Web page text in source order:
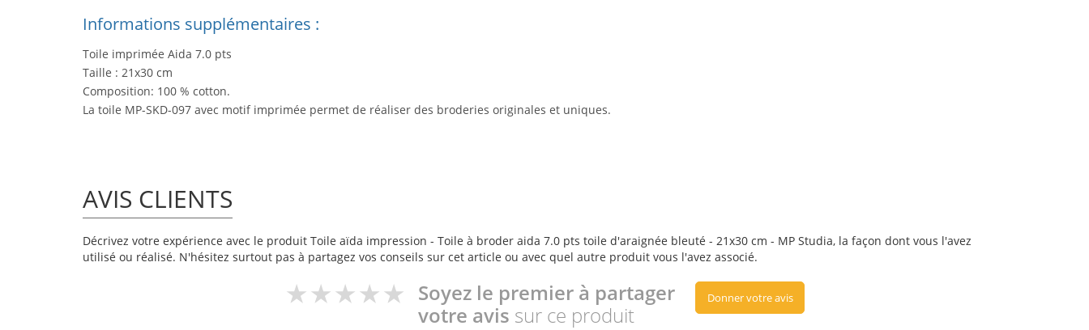
Informations supplémentaires :
Toile imprimée Aida 7.0 pts
Taille : 21x30 cm
Composition: 100 % cotton.
La toile MP-SKD-097 avec motif imprimée permet de réaliser des broderies originales et uniques.
AVIS CLIENTS
Décrivez votre expérience avec le produit Toile aïda impression - Toile à broder aida 7.0 pts toile d'araignée bleuté - 21x30 cm - MP Studia, la façon dont vous l'avez
utilisé ou réalisé. N'hésitez surtout pas à partagez vos conseils sur cet article ou avec quel autre produit vous l'avez associé.
Soyez le premier à partager
votre avis sur ce produit
Donner votre avis